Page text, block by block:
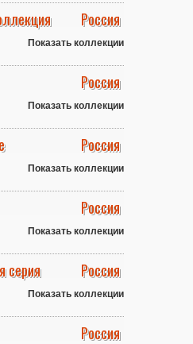
Россия
Показать коллекции
Россия
Показать коллекции
Россия
Показать коллекции
Россия
Показать коллекции
серия Россия
Показать коллекции
Россия